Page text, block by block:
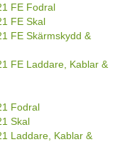
FE Fodral
FE Skal
FE Skärmskydd &
FE Laddare, Kablar &
Fodral
Skal
Laddare, Kablar &